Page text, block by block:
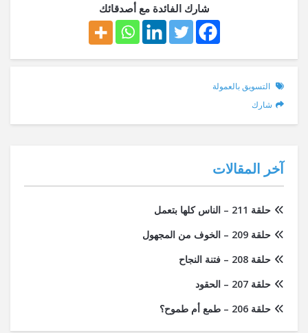
شارك الفائدة مع أصدقائك
التسويق بالعمولة
شارك
آخر المقالات
حلقة 211 – الناس كلها بتعمل
حلقة 209 – الخوف من المجهول
حلقة 208 – فتنة النجاح
حلقة 207 – الحقود
حلقة 206 – طمع أم طموح؟